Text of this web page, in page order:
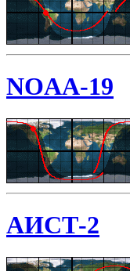
NOAA-19
АИСТ-2